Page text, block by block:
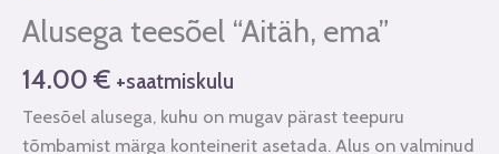
Alusega teesõel “Aitäh, ema”
14.00 € +saatmiskulu
Teesõel alusega, kuhu on mugav pärast teepuru
tõmbamist märga konteinerit asetada. Alus on valminud